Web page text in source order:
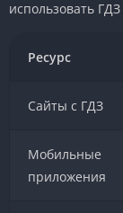
использовать
Ресурс
Сайты с ГДЗ
Мобильные
приложения